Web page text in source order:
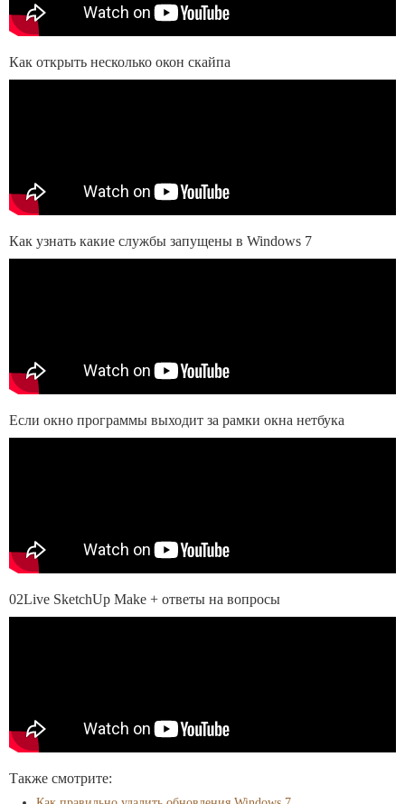
Как открыть несколько окон скайпа
Как узнать какие службы запущены в Windows 7
Если окно программы выходит за рамки окна нетбука
02Live SketchUp Make + ответы на вопросы
Также смотрите: